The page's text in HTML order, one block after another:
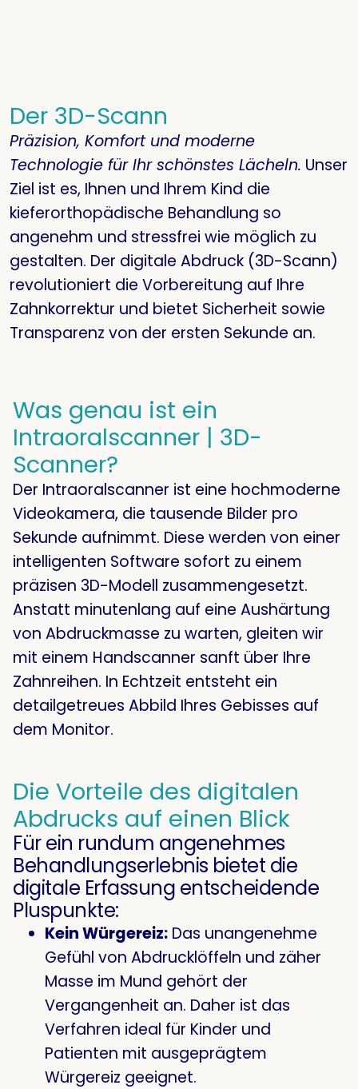
Der 3D-Scann
Präzision, Komfort und moderne
Technologie für Ihr schönstes Lächeln. Unser
Ziel ist es, Ihnen und Ihrem Kind die
kieferorthopädische Behandlung so
angenehm und stressfrei wie möglich zu
gestalten. Der digitale Abdruck (3D-Scann)
revolutioniert die Vorbereitung auf Ihre
Zahnkorrektur und bietet Sicherheit sowie
Transparenz von der ersten Sekunde an.
Was genau ist ein
Intraoralscanner | 3D-
Scanner?
Der Intraoralscanner ist eine hochmoderne
Videokamera, die tausende Bilder pro
Sekunde aufnimmt. Diese werden von einer
intelligenten Software sofort zu einem
präzisen 3D-Modell zusammengesetzt.
Anstatt minutenlang auf eine Aushärtung
von Abdruckmasse zu warten, gleiten wir
mit einem Handscanner sanft über Ihre
Zahnreihen. In Echtzeit entsteht ein
detailgetreues Abbild Ihres Gebisses auf
dem Monitor.
Die Vorteile des digitalen
Abdrucks auf einen Blick
Für ein rundum angenehmes
Behandlungserlebnis bietet die
digitale Erfassung entscheidende
Pluspunkte:
Kein Würgereiz: Das unangenehme
Gefühl von Abdrucklöffeln und zäher
Masse im Mund gehört der
Vergangenheit an. Daher ist das
Verfahren ideal für Kinder und
Patienten mit ausgeprägtem
Würgereiz geeignet.